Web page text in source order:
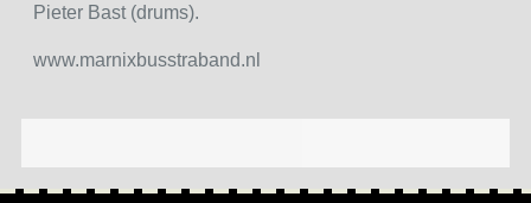
Pieter Bast (drums).
www.marnixbusstraband.nl